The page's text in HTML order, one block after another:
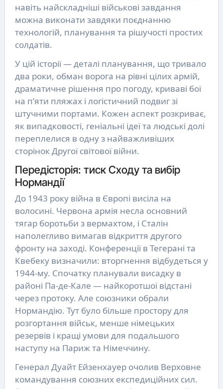
навіть найскладніші військові завдання
можна виконати завдяки поєднанню
технологій, планування та рішучості простих
солдатів.
У цій історії — деталі планування, що тривало
два роки, обман ворога на рівні цілих армій,
драматичне рішення про погоду, криваві бої
на п’яти пляжах і логістичний подвиг зі
штучними портами. Кожен аспект розкриває,
як випадковості, геніальні ідеї та людські долі
переплелися в одну з найважливіших
сторінок Другої світової війни.
Передісторія: тиск Сходу та вибір
Нормандії
До 1943 року війна в Європі висіла на
волосині. Червона армія несла основний
тягар боротьби з вермахтом, і Сталін
наполегливо вимагав відкриття другого
фронту на заході. Конференції в Тегерані та
Квебеку визначили: вторгнення відбудеться у
1944-му. Спочатку планували висадку в
районі Па-де-Кале — найкоротшої відстані
через протоку. Але союзники обрали
Нормандію. Тут було більше простору для
розгортання військ, менше німецьких
резервів і кращі умови для подальшого
наступу на Париж та Німеччину.
Генерал Дуайт Ейзенхауер очолив Верховне
командування союзних експедиційних сил.